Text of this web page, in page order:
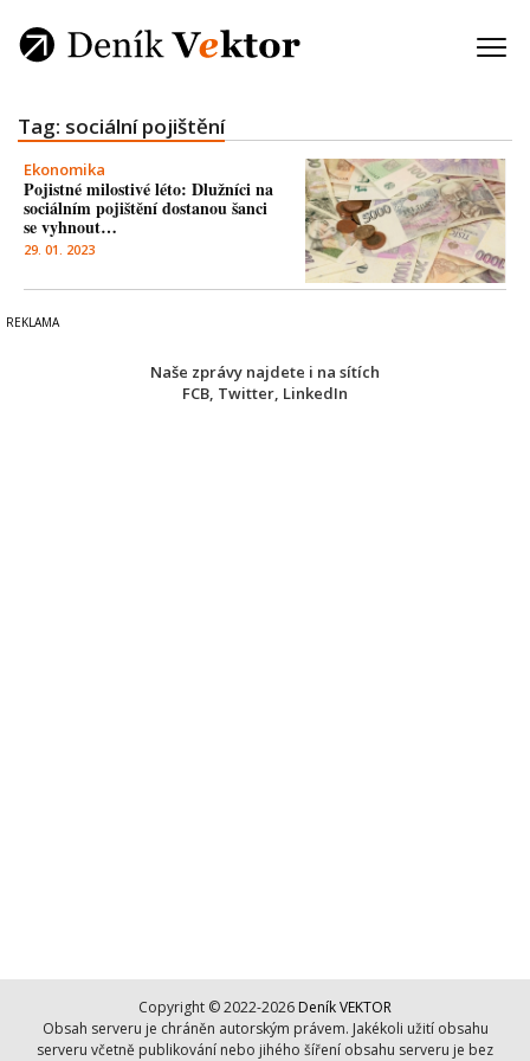
Tag: sociální pojištění
Ekonomika
Pojistné milostivé léto: Dlužníci na
sociálním pojištění dostanou šanci
se vyhnout…
29. 01. 2023
Naše zprávy najdete i na sítích
FCB, Twitter, LinkedIn
Copyright © 2022-2026 Deník VEKTOR
Obsah serveru je chráněn autorským právem. Jakékoli užití obsahu
serveru včetně publikování nebo jihého šíření obsahu serveru je bez